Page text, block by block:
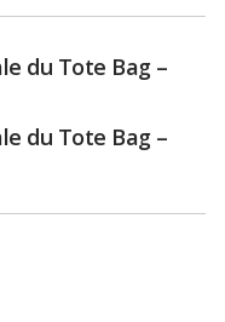
du Tote Bag –
du Tote Bag –